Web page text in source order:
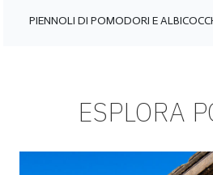
PIENNOLI DI POMODORI E
ESPLORA